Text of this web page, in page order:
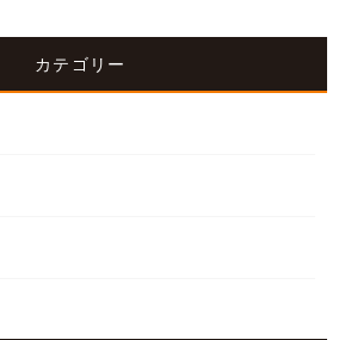
カテゴリー